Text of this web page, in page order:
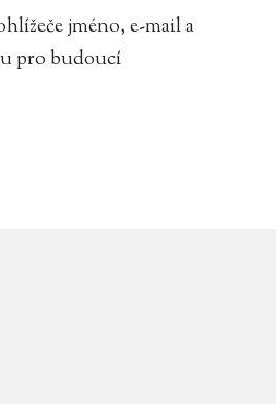
jméno, e-mail a
pro budoucí